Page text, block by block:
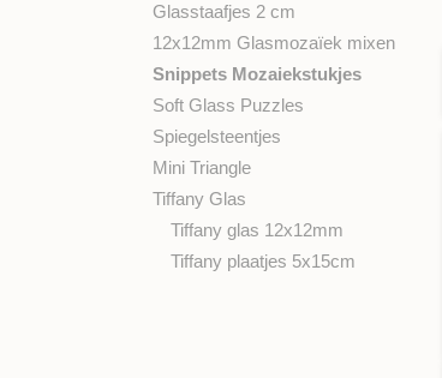
Glasstaafjes 2 cm
12x12mm Glasmozaïek mixen
Snippets Mozaiekstukjes
Soft Glass Puzzles
Spiegelsteentjes
Mini Triangle
Tiffany Glas
Tiffany glas 12x12mm
Tiffany plaatjes 5x15cm